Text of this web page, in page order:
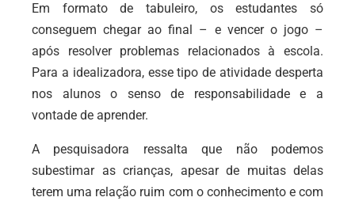
Em formato de tabuleiro, os estudantes só
conseguem chegar ao final – e vencer o jogo –
após resolver problemas relacionados à escola.
Para a idealizadora, esse tipo de atividade desperta
nos alunos o senso de responsabilidade e a
vontade de aprender.
A pesquisadora ressalta que não podemos
subestimar as crianças, apesar de muitas delas
terem uma relação ruim com o conhecimento e com